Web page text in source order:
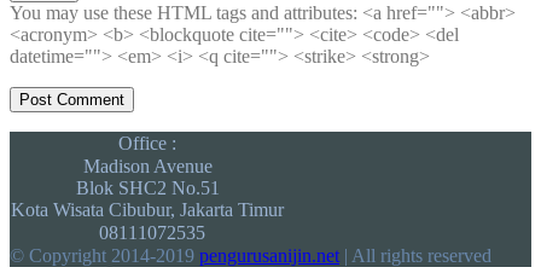
You may use these HTML tags and attributes: <a href=""> <abbr>
<acronym> <b> <blockquote cite=""> <cite> <code> <del
datetime=""> <em> <i> <q cite=""> <strike> <strong>
Office :
Madison Avenue
Blok SHC2 No.51
Kota Wisata Cibubur, Jakarta Timur
08111072535
© Copyright 2014-2019 pengurusanijin.net | All rights reserved